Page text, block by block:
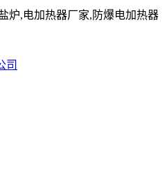
炉,电加热器厂家,防爆电加热器
司